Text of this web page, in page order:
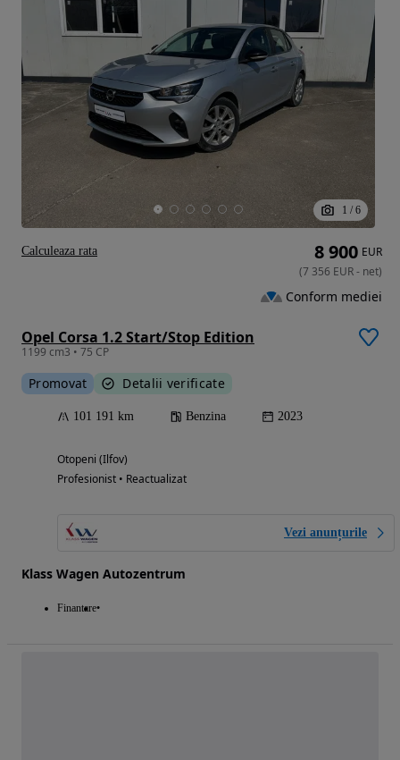
1 / 6
Opel Corsa 1.2 Start/Stop Edition
1199 cm3 • 75 CP
Promovat Detalii verificate
101 191 km Benzina 2023
Otopeni (Ilfov)
Profesionist • Reactualizat
Vezi anunțurile
Klass Wagen Autozentrum
Finantare
8 900 EUR
(7 356 EUR- net)
Conform mediei
Calculeaza rata